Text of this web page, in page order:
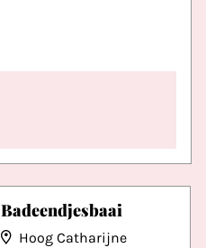
Badeendjesbaai
Hoog Catharijne